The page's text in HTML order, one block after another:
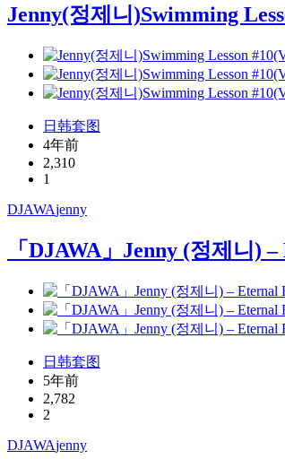
Jenny(정제니)Swimming
日韩套图
4年前
2,310
1
DJAWAjenny
「DJAWA」Jenny (정제니)
日韩套图
5年前
2,782
2
DJAWAjenny